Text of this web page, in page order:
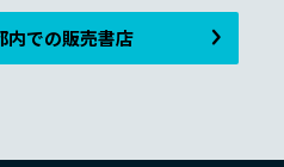
内での販売書店